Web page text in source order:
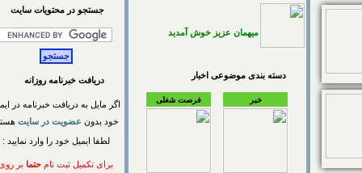
میهمان عزیز خوش آمدید
دسته بندی موضوعی اخبار
فرصت شغلی
جستجو در محتويات سايت
دریافت خبرنامه روزانه
اگر مایل به دریافت خبرنامه در ایمیل
خود بدونعضویت در سایتهستید
لطفا ایمیل خود را وارد نمایید :
برای تکمیل ثبت نام حتمابر روی